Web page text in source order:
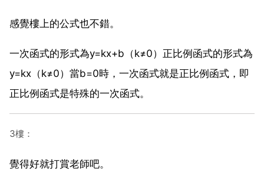
感覺樓上的公式也不錯。
一次函式的形式為y=kx+b（k≠0）正比例函式的形式為
y=kx（k≠0）當b=0時，一次函式就是正比例函式，即
正比例函式是特殊的一次函式。
3樓：
覺得好就打賞老師吧。